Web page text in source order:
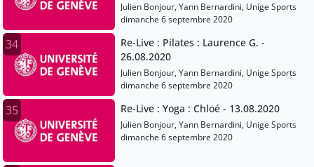
Julien Bonjour, Yann Bernardini, Unige Sports
dimanche 6 septembre 2020
34
Re-Live : Pilates : Laurence G. -
26.08.2020
Julien Bonjour, Yann Bernardini, Unige Sports
dimanche 6 septembre 2020
35 Re-Live : Yoga : Chloé - 13.08.2020
Julien Bonjour, Yann Bernardini, Unige Sports
dimanche 6 septembre 2020